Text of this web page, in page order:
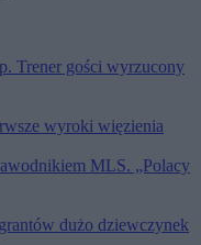
Trener gości wyrzucony
wyroki więzienia
MLS. „Polacy
dużo dziewczynek